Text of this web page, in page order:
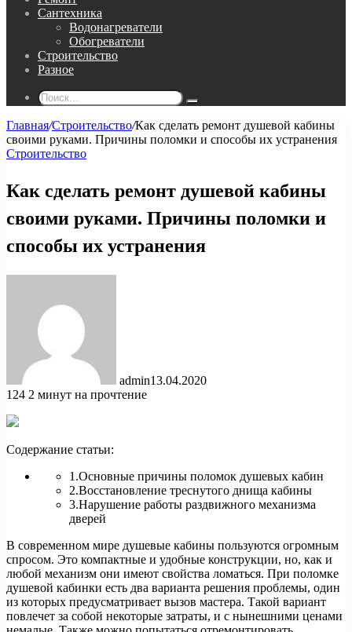
Сантехника
Водонагреватели
Обогреватели
Строительство
Разное
Поиск...
Главная/Строительство/Как сделать ремонт душевой кабины
своими руками. Причины поломки и способы их устранения
Строительство
Как сделать ремонт душевой кабины
своими руками. Причины поломки и
способы их устранения
admin13.04.2020
124 2 минут на прочтение
Содержание статьи:
1.Основные причины поломок душевых кабин
2.Восстановление треснутого днища кабины
3.Нарушение работы раздвижного механизма
дверей
В современном мире душевые кабины пользуются огромным
спросом. Это компактные и удобные конструкции, но, как и
любой механизм они имеют свойства ломаться. При поломке
душевой кабинки есть два варианта решения проблемы, один
из которых предусматривает вызов мастера. Такой вариант
повлечет за собой некоторые затраты, и с нынешними ценами